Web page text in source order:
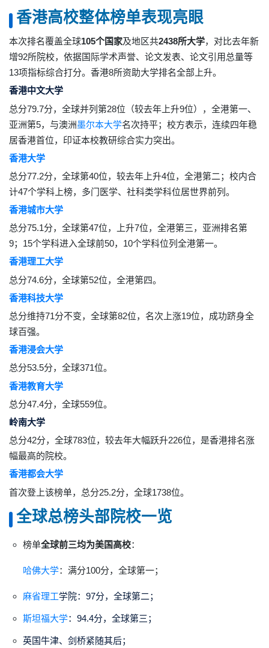
香港高校整体榜单表现亮眼
本次排名覆盖全球105个国家及地区共2438所大学，对比去年新
增92所院校，依据国际学术声誉、论文发表、论文引用总量等
13项指标综合打分。香港8所资助大学排名全部上升。
香港中文大学
总分79.7分，全球并列第28位（较去年上升9位），全港第一、
亚洲第5，与澳洲墨尔本大学名次持平；校方表示，连续四年稳
居香港首位，印证本校教研综合实力突出。
香港大学
总分77.2分，全球第40位，较去年上升4位，全港第二；校内合
计47个学科上榜，多门医学、社科类学科位居世界前列。
香港城市大学
总分75.1分，全球第47位，上升7位，全港第三，亚洲排名第
9；15个学科进入全球前50，10个学科位列全港第一。
香港理工大学
总分74.6分，全球第52位，全港第四。
香港科技大学
总分维持71分不变，全球第82位，名次上涨19位，成功跻身全
球百强。
香港浸会大学
总分53.5分，全球371位。
香港教育大学
总分47.4分，全球559位。
岭南大学
总分42分，全球783位，较去年大幅跃升226位，是香港排名涨
幅最高的院校。
香港都会大学
首次登上该榜单，总分25.2分，全球1738位。
全球总榜头部院校一览
榜单全球前三均为美国高校：
哈佛大学：满分100分，全球第一；
麻省理工学院：97分，全球第二；
斯坦福大学：94.4分，全球第三；
英国牛津、剑桥紧随其后；